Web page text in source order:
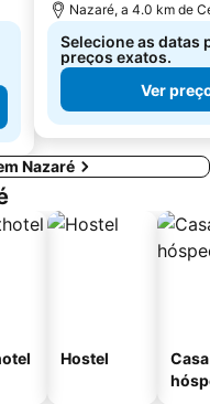
Nazaré, a 4.0 km de
Selecione as datas
preços exatos.
Ver
Nazaré
Hostel